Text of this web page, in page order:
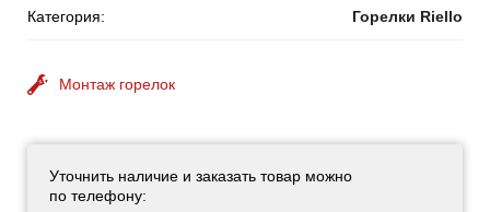
Категория: Горелки Riello
Монтаж горелок
Уточнить наличие и заказать товар можно
по телефону: